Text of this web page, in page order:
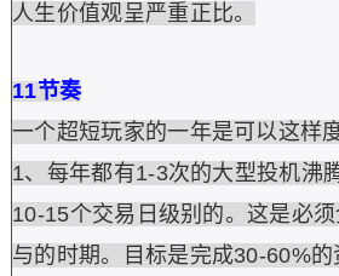
人生价值观呈严重正比。
11节奏
一个超短玩家的一年是可以这样
1、每年都有1-3次的大型投机沸
10-15个交易日级别的。这是必
与的时期。目标是完成30-60%的